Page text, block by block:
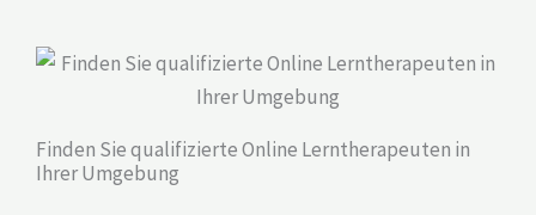
Finden Sie qualifizierte Online Lerntherapeuten in
Ihrer Umgebung